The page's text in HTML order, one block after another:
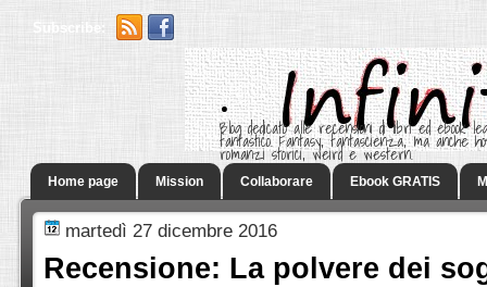
Subscribe:
.
Blog dedicato alle recensioni di libri ed ebook
fantastico. Fantasy, fantascienza, ma anche
romanzi storici, weird e western.
Home page Mission Collaborare Ebook GRATIS
martedì 27 dicembre 2016
Recensione: La polvere dei